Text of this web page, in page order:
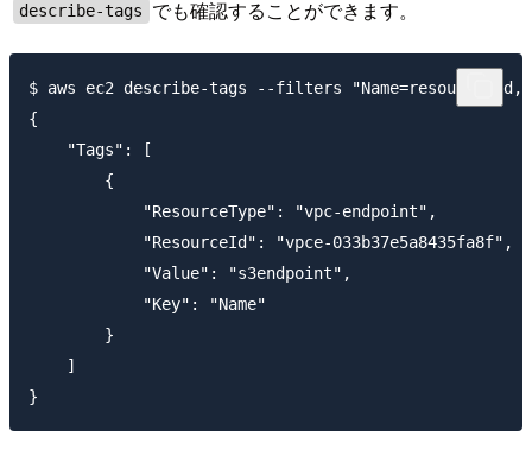
describe-tags でも確認することができます。
$ aws ec2 describe-tags --filters "Name=resource-
{
    "Tags": [
        {
            "ResourceType": "vpc-endpoint",
            "ResourceId": "vpce-033b37e5a8435fa8f",
            "Value": "s3endpoint",
            "Key": "Name"
        }
    ]